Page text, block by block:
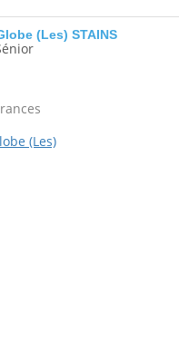
(Les) STAINS
(Les)